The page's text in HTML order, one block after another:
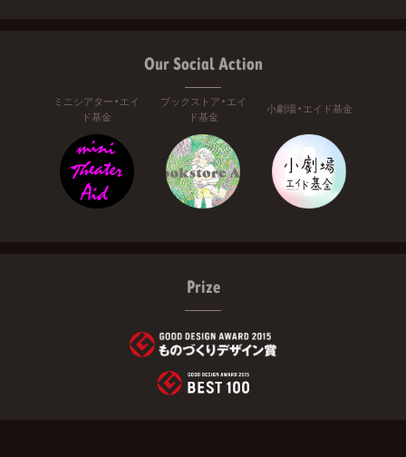
Our Social Action
ミニシアター・エイ
ド基金
ブックストア・エイ
ド基金
小劇場・エイド基金
Prize